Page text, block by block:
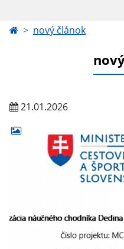
nový článok
21.01.2026